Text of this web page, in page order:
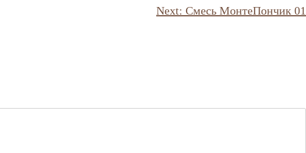
Next: Смесь МонтеПончик 01